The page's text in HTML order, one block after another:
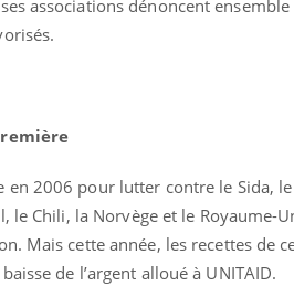
associations dénoncent
en 2006 pour lutter contre le Sida,
le Chili, la Norvège et le Royaume-
Mais cette année, les recettes
de l’argent alloué à UNITAID.
des Mains :
Youtube
sont faciles à aborder...
côté, poser des
Youtube
Carence
prévenir
Fatigue,